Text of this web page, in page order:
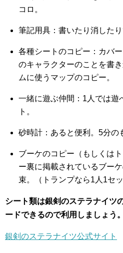
コロ。
筆記用具：書いたり消した
各種シートのコピー：カバ
のキャラクターのことを書
ムに使うマップのコピー。
一緒に遊ぶ仲間：1人では遊
ト。
砂時計：あると便利。5分の
ブーケのコピー（もしくは
ー裏に掲載されているブー
束。（トランプなら1人1セッ
シート類は銀剣のステラナイツ
ードできるので利用しましょう。
銀剣のステラナイツ公式サイト